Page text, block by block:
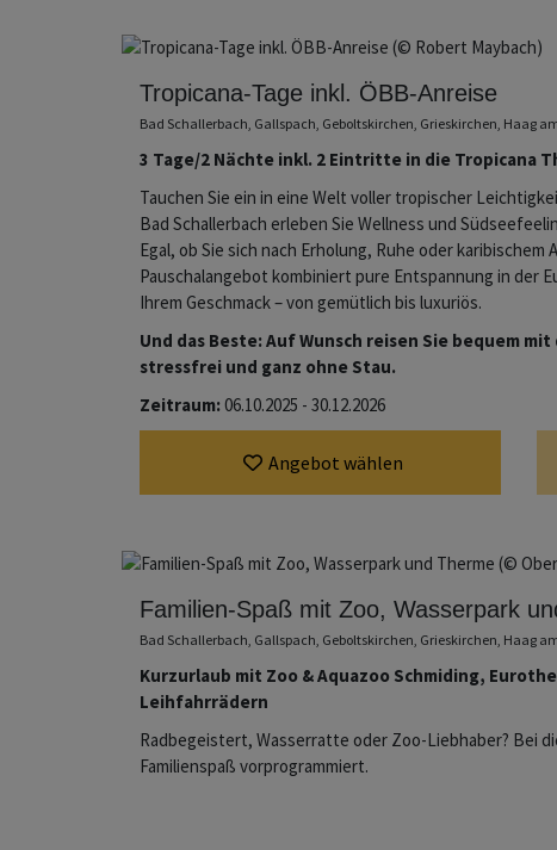
Tropicana-Tage inkl. ÖBB-Anreise
Bad Schallerbach, Gallspach, Geboltskirchen, Grieskirchen, Haag
3 Tage/2 Nächte inkl. 2 Eintritte in die Tropicana
Tauchen Sie ein in eine Welt voller tropischer
Bad Schallerbach erleben Sie Wellness und
Egal, ob Sie sich nach Erholung, Ruhe oder
Pauschalangebot kombiniert pure Entspannung in der
Ihrem Geschmack – von gemütlich bis luxuriös.
Und das Beste: Auf Wunsch reisen Sie bequem
stressfrei und ganz ohne Stau.
Zeitraum: 06.10.2025 - 30.12.2026
Angebot wählen
Familien-Spaß mit Zoo, Wasserpark
Bad Schallerbach, Gallspach, Geboltskirchen, Grieskirchen, Haag
Kurzurlaub mit Zoo & Aquazoo Schmiding,
Leihfahrrädern
Radbegeistert, Wasserratte oder Zoo-Liebhaber? Bei
Familienspaß vorprogrammiert.